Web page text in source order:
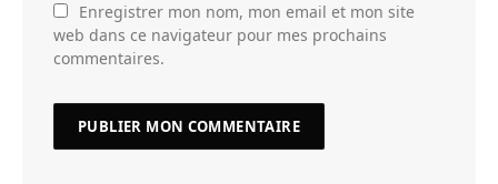
Enregistrer mon nom, mon email et mon site
web dans ce navigateur pour mes prochains
commentaires.